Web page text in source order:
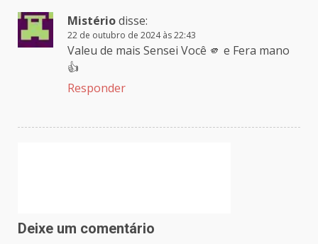
Mistériodisse:
22 de outubro de 2024 às 22:43
Valeu de mais Sensei Você 🫵 e Fera mano
👍
Responder
Deixe um comentário